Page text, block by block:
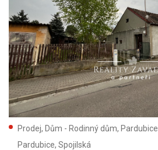
Prodej, Dům - Rodinný dům, Pardubice
Pardubice, Spojilská